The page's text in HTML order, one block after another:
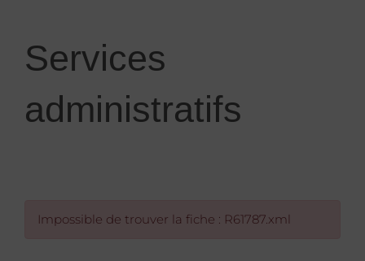
Services
administratifs
Impossible de trouver la fiche : R61787.xml